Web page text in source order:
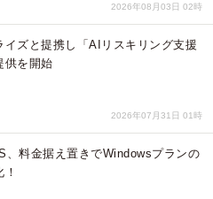
2026年08月03日 02時
イズと提携し「AIリスキリング支援
供を開始
2026年07月31日 01時
、料金据え置きでWindowsプランの